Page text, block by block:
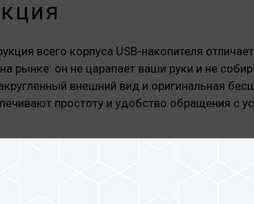
всего корпуса USB-накопителя
рынке: он не царапает ваши руки и не
внешний вид и оригинальная
простоту и удобство обращения с